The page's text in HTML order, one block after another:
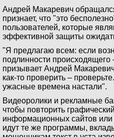
Андрей Макаревич
признает, что "это
пользователей, которые
эффективной защиты
"Я предлагаю всем: если
подлинности происходящего
призывает Андрей
как-то проверить –
ужасные времена настали".
Видеоролики и рекламные
чтобы повторить
информационных сайтов
идут те же программы,